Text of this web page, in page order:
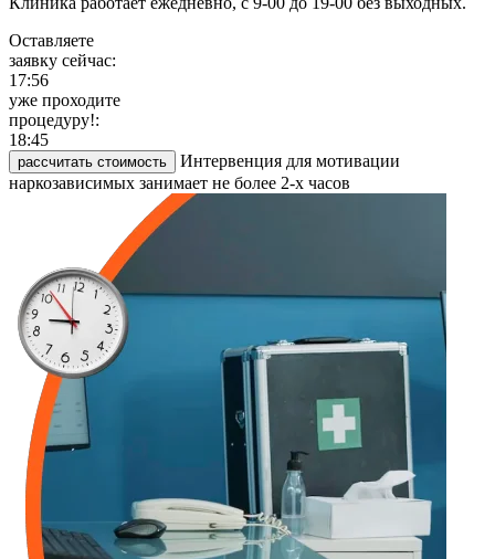
Оставляете
заявку сейчас:
17:56
уже проходите
процедуру!:
18:45
рассчитать стоимость
Интервенция для мотивации
наркозависимых занимает не более 2-х часов